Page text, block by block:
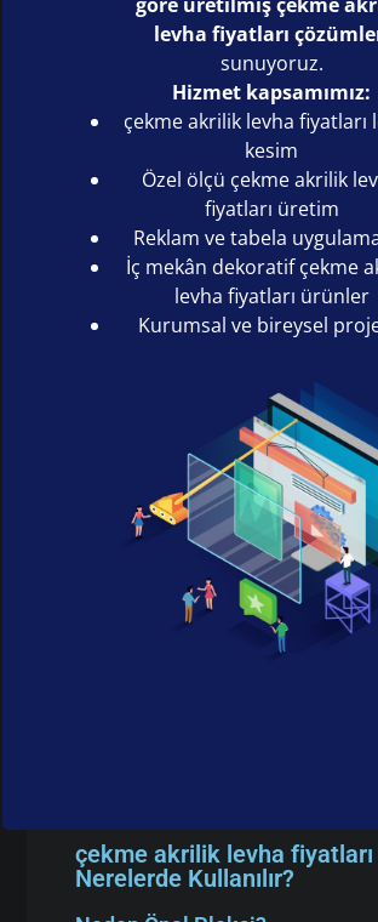
levha fiyatları
sunuyoruz.
Hizmet kapsamımız:
çekme akrilik levha fiyatları
kesim
Özel ölçü çekme akrilik
fiyatları üretim
Reklam ve tabela
İç mekân dekoratif çekme
levha fiyatları ürünler
Kurumsal ve bireysel
çekme akrilik levha fiyatları
Nerelerde Kullanılır?